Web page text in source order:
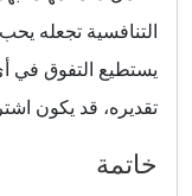
التنافسية تجعله
يستطيع التفوق
تقديره، قد يكون
خاتمة